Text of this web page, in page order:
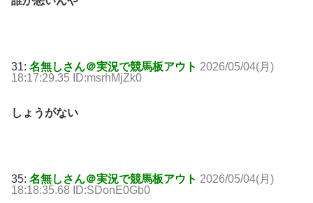
31: 名無しさん＠実況で競馬板アウト 2026/05/04(月)
18:17:29.35 ID:msrhMjZk0
しょうがない
35: 名無しさん＠実況で競馬板アウト 2026/05/04(月)
18:18:35.68 ID:SDonE0Gb0